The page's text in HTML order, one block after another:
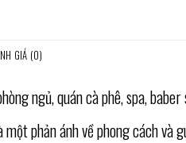
GIÁ (0)
ngủ, quán cà phê, spa,
phản ánh về phong cách